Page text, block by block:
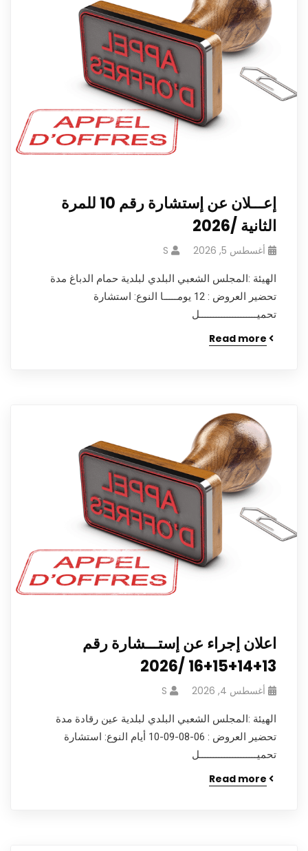
إعـــلان عن إستشارة رقم 10 للمرة
الثانية /2026
أغسطس 5, 2026 S
الهيئة :المجلس الشعبي البلدي لبلدية حمام الدباغ مدة
تحضير العروض : 12 يومـــــا النوع: استشارة
تحميـــــــــــــــــــــل
Read more
اعلان إجراء عن إستـــشارة رقم
13+14+15+16 /2026
أغسطس 4, 2026 S
الهيئة :المجلس الشعبي البلدي لبلدية عين رقادة مدة
تحضير العروض : 06-08-09-10 أيام النوع: استشارة
تحميـــــــــــــــــــــل
Read more